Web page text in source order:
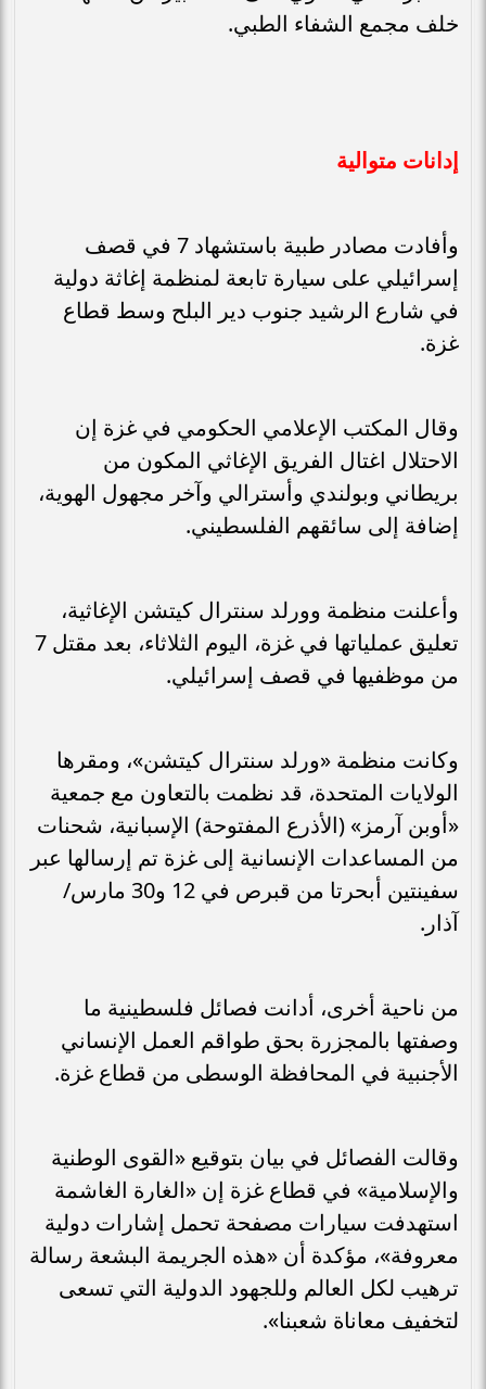
خلف مجمع الشفاء الطبي.
إدانات متوالية
‎وأفادت مصادر طبية باستشهاد 7 في قصف
إسرائيلي على سيارة تابعة لمنظمة إغاثة دولية
في شارع الرشيد جنوب دير البلح وسط قطاع
غزة.
وقال المكتب الإعلامي الحكومي في غزة إن
الاحتلال اغتال الفريق الإغاثي المكون من
بريطاني وبولندي وأسترالي وآخر مجهول الهوية،
إضافة إلى سائقهم الفلسطيني.
وأعلنت منظمة وورلد سنترال كيتشن الإغاثية،
تعليق عملياتها في غزة، اليوم الثلاثاء، بعد مقتل 7
من موظفيها في قصف إسرائيلي.
وكانت منظمة «ورلد سنترال كيتشن»، ومقرها
الولايات المتحدة، قد نظمت بالتعاون مع جمعية
«أوبن آرمز» (الأذرع المفتوحة) الإسبانية، شحنات
من المساعدات الإنسانية إلى غزة تم إرسالها عبر
سفينتين أبحرتا من قبرص في 12 و30 مارس/
آذار.
من ناحية أخرى، أدانت فصائل فلسطينية ما
وصفتها بالمجزرة بحق طواقم العمل الإنساني
الأجنبية في المحافظة الوسطى من قطاع غزة.
وقالت الفصائل في بيان بتوقيع «القوى الوطنية
والإسلامية» في قطاع غزة إن «الغارة الغاشمة
استهدفت سيارات مصفحة تحمل إشارات دولية
معروفة»، مؤكدة أن «هذه الجريمة البشعة رسالة
ترهيب لكل العالم وللجهود الدولية التي تسعى
لتخفيف معاناة شعبنا».